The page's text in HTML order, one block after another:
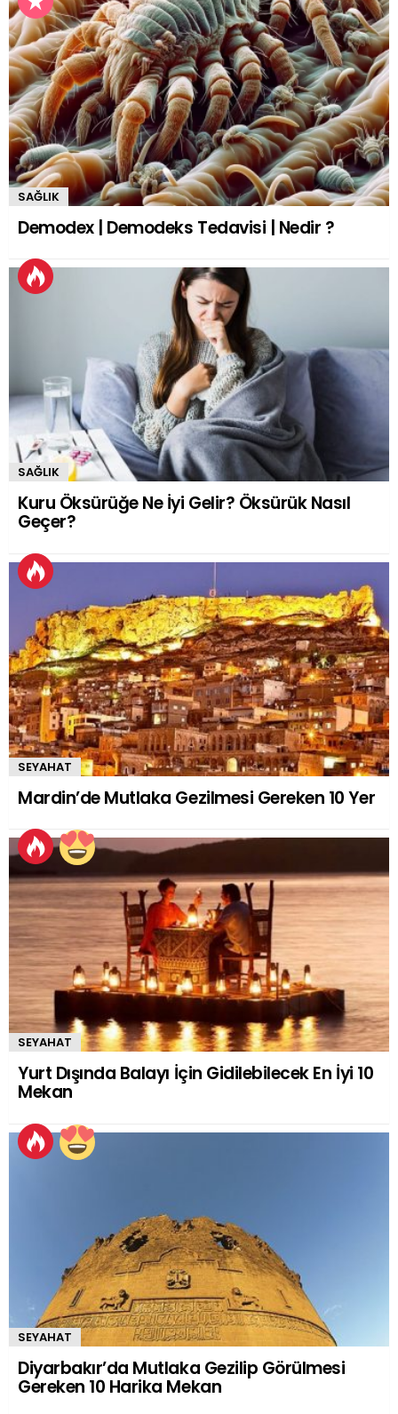
SAĞLIK
Demodex | Demodeks Tedavisi | Nedir ?
SAĞLIK
Kuru Öksürüğe Ne İyi Gelir? Öksürük Nasıl
Geçer?
SEYAHAT
Mardin’de Mutlaka Gezilmesi Gereken 10 Yer
SEYAHAT
Yurt Dışında Balayı İçin Gidilebilecek En İyi 10
Mekan
SEYAHAT
Diyarbakır’da Mutlaka Gezilip Görülmesi
Gereken 10 Harika Mekan